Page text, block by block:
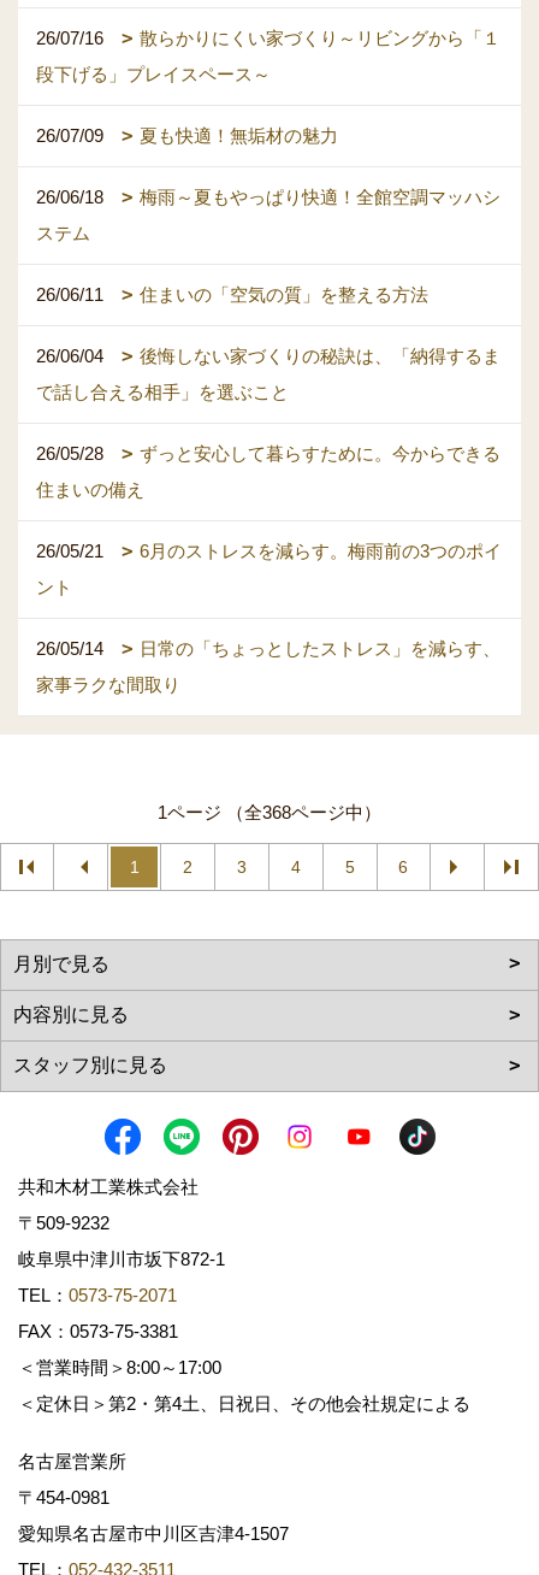
26/07/16
散らかりにくい家づくり～リビングから「１
段下げる」プレイスペース～
26/07/09 夏も快適！無垢材の魅力
26/06/18
梅雨～夏もやっぱり快適！全館空調マッハシ
ステム
26/06/11 住まいの「空気の質」を整える方法
26/06/04
後悔しない家づくりの秘訣は、「納得するま
で話し合える相手」を選ぶこと
26/05/28
ずっと安心して暮らすために。今からできる
住まいの備え
26/05/21
6月のストレスを減らす。梅雨前の3つのポイ
ント
26/05/14
日常の「ちょっとしたストレス」を減らす、
家事ラクな間取り
1ページ （全368ページ中）
1 2 3 4 5 6
共和木材工業株式会社
〒509-9232
岐阜県中津川市坂下872‐1
TEL： 0573-75-2071
FAX：0573-75-3381
＜営業時間＞8:00～17:00
＜定休日＞第2・第4土、日祝日、その他会社規定による
名古屋営業所
〒454-0981
愛知県名古屋市中川区吉津4-1507
TEL： 052-432-3511